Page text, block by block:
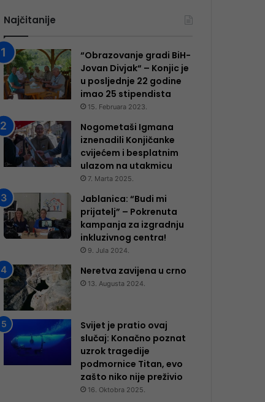
Najčitanije
“Obrazovanje gradi BiH-
Jovan Divjak“ – Konjic je
u posljednje 22 godine
imao 25 ​​stipendista
15. Februara 2023.
Nogometaši Igmana
iznenadili Konjičanke
cvijećem i besplatnim
ulazom na utakmicu
7. Marta 2025.
Jablanica: “Budi mi
prijatelj” – Pokrenuta
kampanja za izgradnju
inkluzivnog centra!
9. Jula 2024.
Neretva zavijena u crno
13. Augusta 2024.
Svijet je pratio ovaj
slučaj: Konačno poznat
uzrok tragedije
podmornice Titan, evo
zašto niko nije preživio
16. Oktobra 2025.